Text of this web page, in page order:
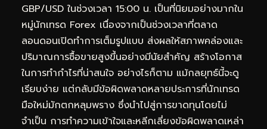
GBP/USD ในช่วงเวลา 15:00 น. เป็นที่นิยมอย่างมากใน
หมู่นักเทรด Forex เนื่องจากเป็นช่วงเวลาที่ตลาด
ลอนดอนเปิดทำการเต็มรูปแบบ ส่งผลให้สภาพคล่องและ
ปริมาณการซื้อขายสูงขึ้นอย่างมีนัยสำคัญ สร้างโอกาส
ในการทำกำไรที่น่าสนใจ อย่างไรก็ตาม แม้กลยุทธ์นี้จะดู
เรียบง่าย แต่กลับมีข้อผิดพลาดหลายประการที่นักเทรด
มือใหม่มักตกหลุมพราง ซึ่งนำไปสู่การขาดทุนโดยไม่
จำเป็น การทำความเข้าใจและหลีกเลี่ยงข้อผิดพลาดเหล่า